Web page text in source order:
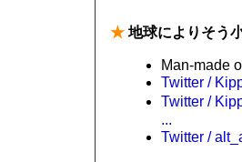
★ 地球によりそう
Man-made
Twitter /
Twitter /
...
Twitter /